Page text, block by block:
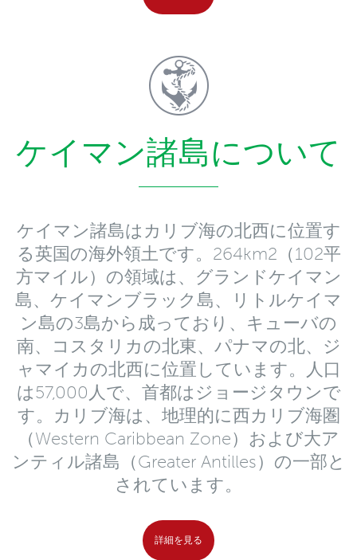
ケイマン諸島について
ケイマン諸島はカリブ海の北西に位置す
る英国の海外領土です。264km2（102平
方マイル）の領域は、グランドケイマン
島、ケイマンブラック島、リトルケイマ
ン島の3島から成っており、キューバの
南、コスタリカの北東、パナマの北、ジ
ャマイカの北西に位置しています。人口
は57,000人で、首都はジョージタウンで
す。カリブ海は、地理的に西カリブ海圏
（Western Caribbean Zone）および大ア
ンティル諸島（Greater Antilles）の一部と
されています。
詳細を見る